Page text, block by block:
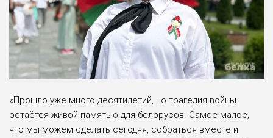
«Прошло уже много десятилетий, но трагедия войны
остаётся живой памятью для белорусов. Самое малое,
что мы можем сделать сегодня, собраться вместе и